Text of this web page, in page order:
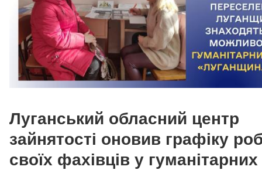
Луганський обласний центр
зайнятості оновив графіку
своїх фахівців у